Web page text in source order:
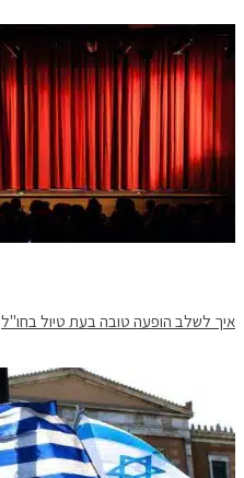
איך לשלב הופעה טובה בעת טיול בחו"ל